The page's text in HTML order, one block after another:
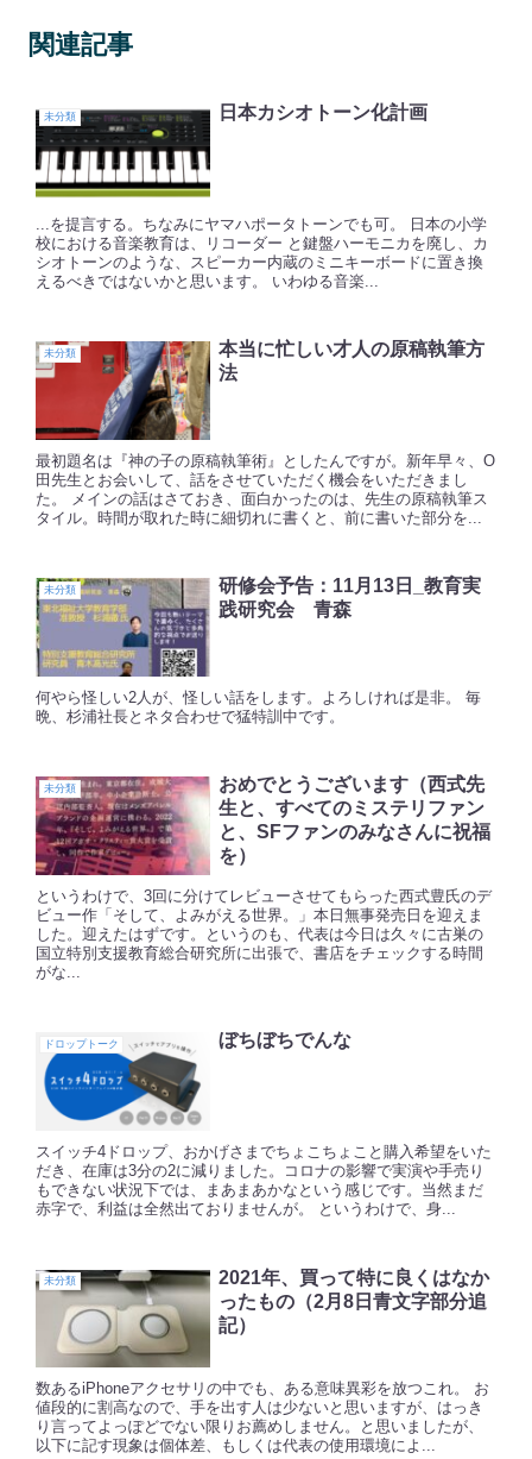
関連記事
未分類 日本カシオトーン化計画
...を提言する。ちなみにヤマハポータトーンでも可。 日本の小学
校における音楽教育は、リコーダー と鍵盤ハーモニカを廃し、カ
シオトーンのような、スピーカー内蔵のミニキーボードに置き換
えるべきではないかと思います。 いわゆる音楽...
未分類
本当に忙しい才人の原稿執筆方
法
最初題名は『神の子の原稿執筆術』としたんですが。新年早々、O
田先生とお会いして、話をさせていただく機会をいただきまし
た。 メインの話はさておき、面白かったのは、先生の原稿執筆ス
タイル。時間が取れた時に細切れに書くと、前に書いた部分を...
未分類
研修会予告：11月13日_教育実
践研究会 青森
何やら怪しい2人が、怪しい話をします。よろしければ是非。 毎
晩、杉浦社長とネタ合わせで猛特訓中です。
未分類
おめでとうございます（西式先
生と、すべてのミステリファン
と、SFファンのみなさんに祝福
を）
というわけで、3回に分けてレビューさせてもらった西式豊氏のデ
ビュー作「そして、よみがえる世界。」本日無事発売日を迎えま
した。迎えたはずです。というのも、代表は今日は久々に古巣の
国立特別支援教育総合研究所に出張で、書店をチェックする時間
がな...
ドロップトーク ぼちぼちでんな
スイッチ4ドロップ、おかげさまでちょこちょこと購入希望をいた
だき、在庫は3分の2に減りました。コロナの影響で実演や手売り
もできない状況下では、まあまあかなという感じです。当然まだ
赤字で、利益は全然出ておりませんが。 というわけで、身...
未分類
2021年、買って特に良くはなか
ったもの（2月8日青文字部分追
記）
数あるiPhoneアクセサリの中でも、ある意味異彩を放つこれ。 お
値段的に割高なので、手を出す人は少ないと思いますが、はっき
り言ってよっぽどでない限りお薦めしません。と思いましたが、
以下に記す現象は個体差、もしくは代表の使用環境によ...